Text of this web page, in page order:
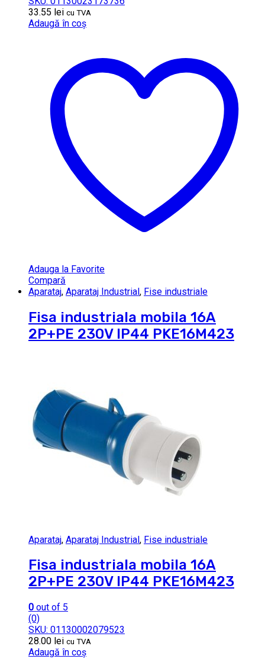
33.55 lei cu TVA
Adaugă în coș
Adauga la Favorite
Compară
Aparataj, Aparataj Industrial, Fise industriale
Fisa industriala mobila 16A
2P+PE 230V IP44 PKE16M423
Aparataj, Aparataj Industrial, Fise industriale
Fisa industriala mobila 16A
2P+PE 230V IP44 PKE16M423
0 out of 5
(0)
SKU: 01130002079523
28.00 lei cu TVA
Adaugă în coș